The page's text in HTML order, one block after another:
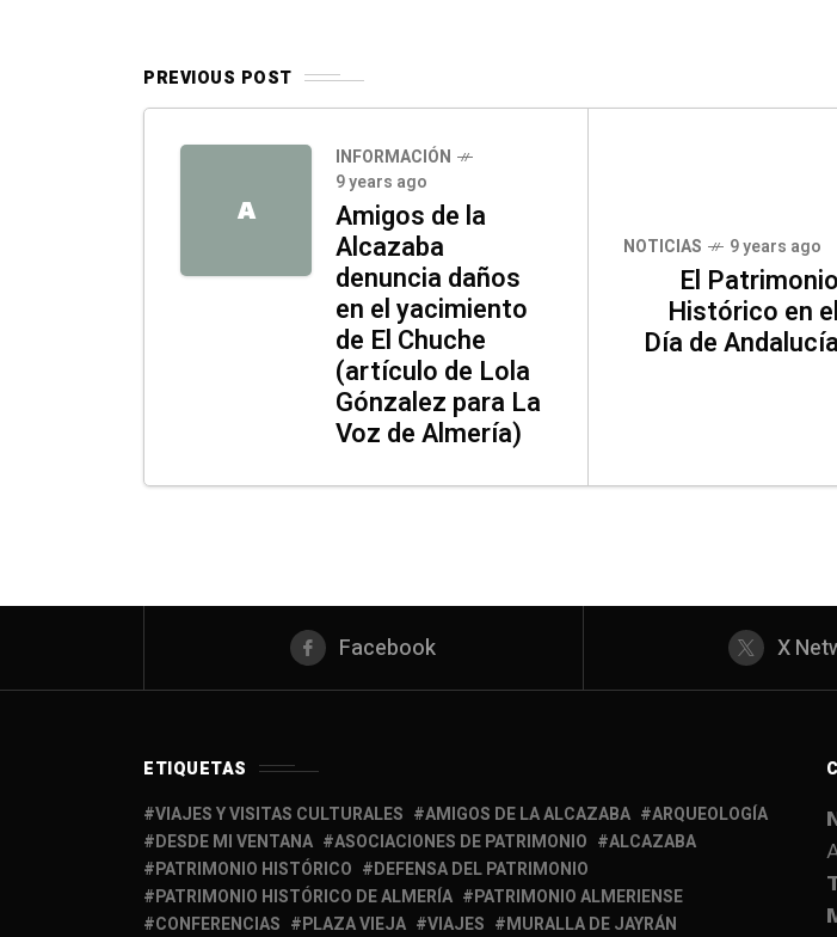
PREVIOUS POST
A
INFORMACIÓN
9 years ago
Amigos de la
Alcazaba
denuncia daños
en el yacimiento
de El Chuche
(artículo de Lola
Gónzalez para La
Voz de Almería)
NOTICIAS 9 years ago
El Patrimonio
Histórico en el
Día de Andalucía
Facebook X
ETIQUETAS
VIAJES Y VISITAS CULTURALES
AMIGOS DE LA ALCAZABA
ARQUEOLOGÍA
DESDE MI VENTANA
ASOCIACIONES DE PATRIMONIO
ALCAZABA
PATRIMONIO HISTÓRICO
DEFENSA DEL PATRIMONIO
PATRIMONIO HISTÓRICO DE ALMERÍA
PATRIMONIO ALMERIENSE
CONFERENCIAS
PLAZA VIEJA VIAJES MURALLA DE JAYRÁN